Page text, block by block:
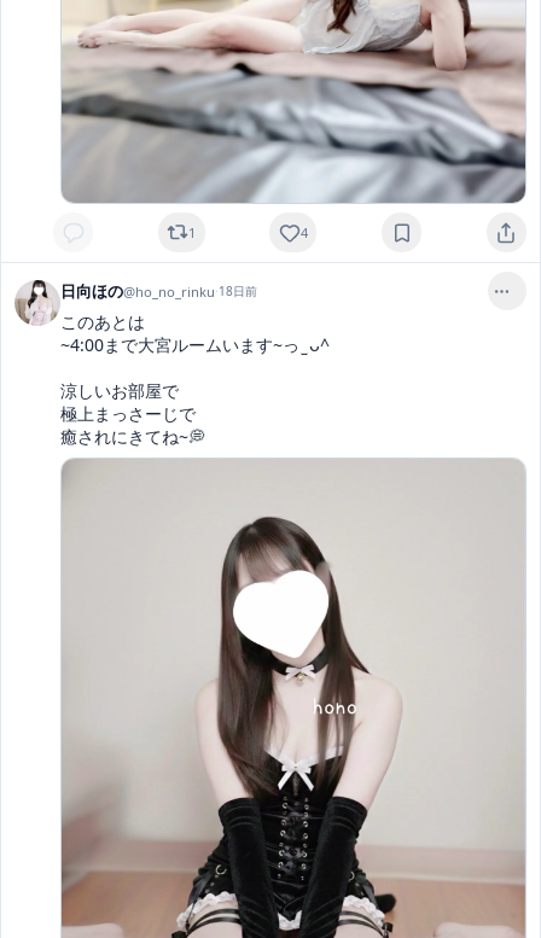
1 4
日向ほの@ho_no_rinku·18日前
このあとは
~4:00まで大宮ルームいます~っ ̫ ᴗ^
涼しいお部屋で
極上まっさーじで
癒されにきてね~💭